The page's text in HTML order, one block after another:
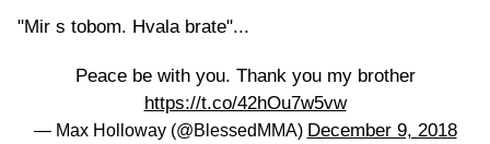
"Mir s tobom. Hvala brate"...
Peace be with you. Thank you my brother
https://t.co/42hOu7w5vw
— Max Holloway (@BlessedMMA) December 9, 2018